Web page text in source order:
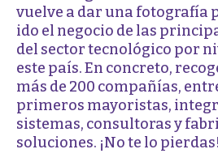
vuelve a dar una fotografía
ido el negocio de las
del sector tecnológico por
este país. En concreto,
más de 200 compañías,
primeros mayoristas,
sistemas, consultoras y
soluciones. ¡No te lo pierdas!